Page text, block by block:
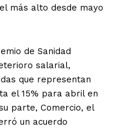
más alto desde mayo
de Sanidad
salarial,
que representan
el 15% para abril en
parte, Comercio, el
un acuerdo